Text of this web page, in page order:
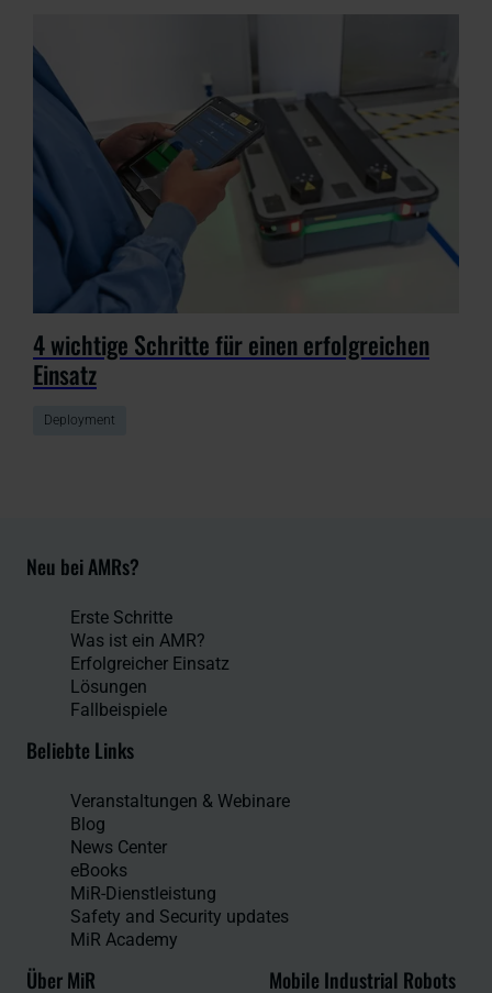
4 wichtige Schritte für einen erfolgreichen
Einsatz
Deployment
Neu bei AMRs?
Erste Schritte
Was ist ein AMR?
Erfolgreicher Einsatz
Lösungen
Fallbeispiele
Beliebte Links
Veranstaltungen & Webinare
Blog
News Center
eBooks
MiR-Dienstleistung
Safety and Security updates
MiR Academy
Über MiR Mobile Industrial Robots